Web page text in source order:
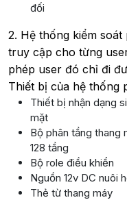
đối
2. Hệ thống kiểm
truy cập cho từng
phép user đó chỉ đi
Thiết bị của hệ thống
Thiết bị nhận dạng
mặt
Bộ phân tầng thang
128 tầng
Bộ role điều khiển
Nguồn 12v DC nuôi
Thẻ từ thang máy